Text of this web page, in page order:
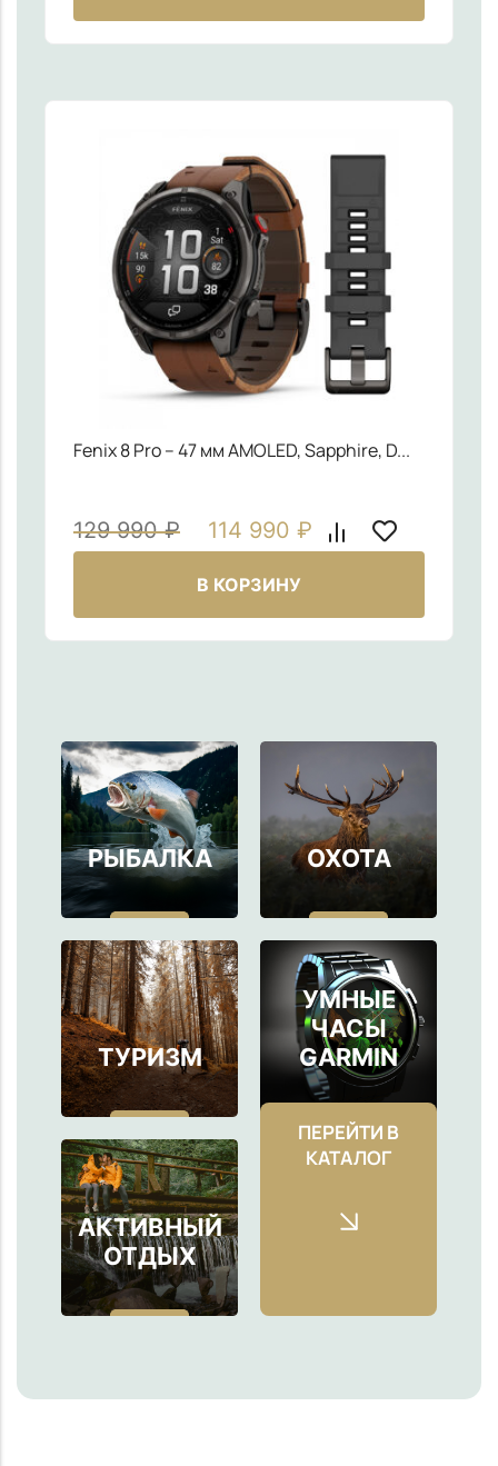
Fenix 8 Pro – 47 мм AMOLED, Sapphire, D...
129 990₽ 114 990 ₽
В КОРЗИНУ
РЫБАЛКА ОХОТА
ТУРИЗМ
УМНЫЕ
ЧАСЫ
GARMIN
АКТИВНЫЙ
ОТДЫХ
ПЕРЕЙТИ В
КАТАЛОГ